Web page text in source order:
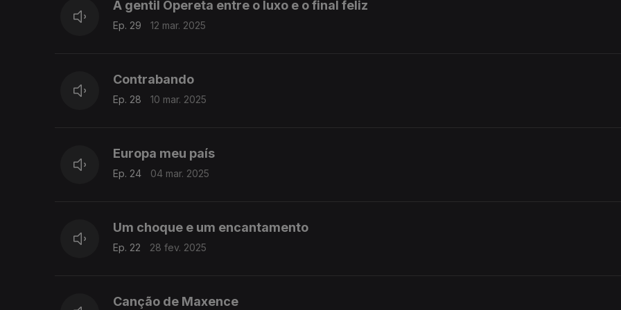
A gentil Opereta entre o luxo e o final feliz
Ep. 29 12 mar. 2025
Contrabando
Ep. 28 10 mar. 2025
Europa meu país
Ep. 24 04 mar. 2025
Um choque e um encantamento
Ep. 22 28 fev. 2025
Canção de Maxence